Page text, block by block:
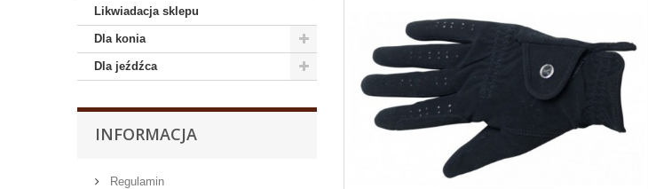
Likwiadacja sklepu
Dla konia
Dla jeźdźca
INFORMACJA
Regulamin